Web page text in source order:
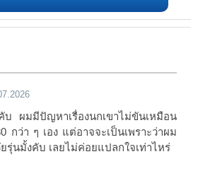
ผมมีปัญหาเรื่องนกเขาไม่ขันเหมือน
กว่า ๆ เอง แต่อาจจะเป็นเพราะว่าผม
รุ่นมั้งคับ เลยไม่ค่อยแปลกใจเท่าไหร่